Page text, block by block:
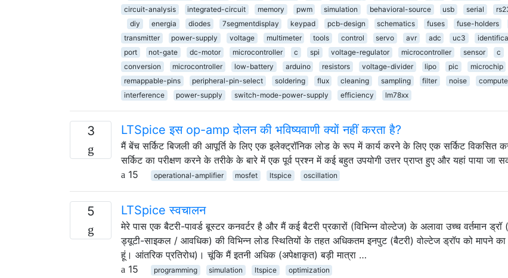
circuit-analysis
integrated-circuit memory pwm simulation behavioral-source usb serial
diy
energia diodes 7segmentdisplay keypad pcb-design schematics fuses fuse-holders
transmitter
power-supply voltage multimeter tools control servo avr adc uc3
port
not-gate dc-motor microcontroller c spi voltage-regulator microcontroller sensor c
conversion
microcontroller low-battery arduino resistors voltage-divider lipo pic microchip
remappable-pins
peripheral-pin-select soldering flux cleaning sampling filter noise
interference
power-supply switch-mode-power-supply efficiency lm78xx
3 LTSpice इस op-amp दोलन की भविष्यवाणी क्यों नहीं करता है?
मैं बेंच सर्किट बिजली की आपूर्ति के लिए एक इलेक्ट्रॉनिक लोड के रूप में कार्य करने के लिए एक सर्किट विकसित
सर्किट का परीक्षण करने के तरीके के बारे में एक पूर्व प्रश्न में कई बहुत उपयोगी उत्तर प्राप्त हुए और यहां पाया जा
15
operational-amplifier mosfet ltspice oscillation
5 LTSpice स्वचालन
मेरे पास एक बैटरी-पावर्ड बूस्टर कनवर्टर है और मैं कई बैटरी प्रकारों (विभिन्न वोल्टेज) के अलावा उच्च वर्तमान
ड्यूटी-साइकल / आवधिक) की विभिन्न लोड स्थितियों के तहत अधिकतम इनपुट (बैटरी) वोल्टेज ड्रॉप को मापने का
हूं। आंतरिक प्रतिरोध)। चूंकि मैं इतनी अधिक (अपेक्षाकृत) बड़ी मात्रा …
15
programming simulation ltspice optimization